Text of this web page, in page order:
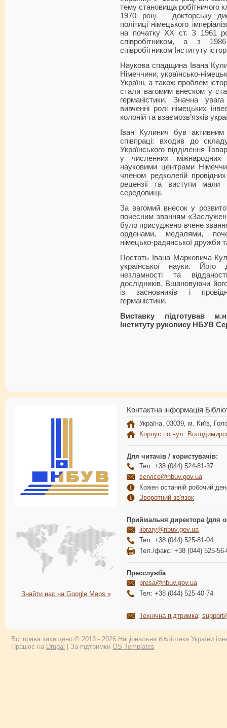
тему становища робітничого
1970 році – докторську
політиці німецького
на початку ХХ ст. З 1961
співробітником, а з
співробітником Інституту
Наукова спадщина Івана
Німеччини, українсько-
Україні, а також проблем
стали вагомим внеском у
германістики. Значна
вивченні ролі німецьких
колоній та взаємозв’язків
Іван Кулинич був активним
співпраці: входив до
Українського відділення
у численних міжнародних
науковими центрами
членом редколегій
рецензії та виступи
середовищі.
За вагомий внесок у
почесним званням
було присуджено вчене
орденами, медалями,
німецько-радянської дружби
Постать Івана Марковича
української науки. Його
незламності та
дослідників. Вшановуючи
із засновників і
германістики.
Виставку підготував
Інституту рукопису НБУВ
Знайти нас на Google Maps »
Контактна інформація
Україна, 03039, м. Київ,
Корпус по вул.
Для читачів / користувачів:
Тел: +38 (044) 524-81-37
service@nbuv.gov.ua
Кожен останній робочий
Зворотний зв'язок
Приймальня директора (для
library@nbuv.gov.ua
Тел: +38 (044) 525-81-04
Тел./факс: +38 (044) 525-56-
Пресслужба
presa@nbuv.gov.ua
Тел: +38 (044) 525-40-74
Технічна підтримка:
Всі права захищено © 2013 - 2026 Національна бібліотека України
Працює на Drupal | За підтримки OS Templates